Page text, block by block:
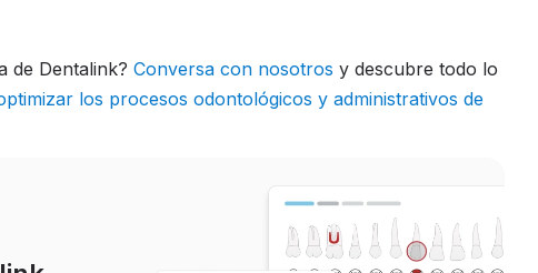
de Dentalink?Conversa con nosotros y descubre todo lo
los procesos odontológicos y administrativos de